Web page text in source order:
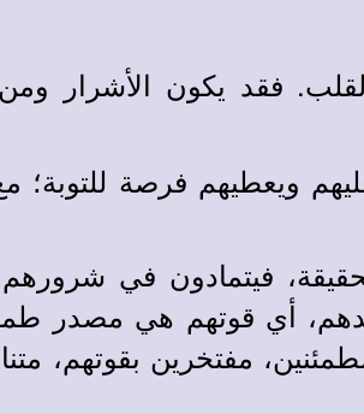
فقد يكون الأشرار
ويعطيهم فرصة للتوبة؛
فيتمادون في
أي قوتهم هي مصدر
مفتخرين بقوتهم،